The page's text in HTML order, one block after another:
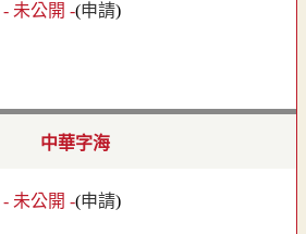
- 未公開 -(申請)
中華字海
- 未公開 -(申請)